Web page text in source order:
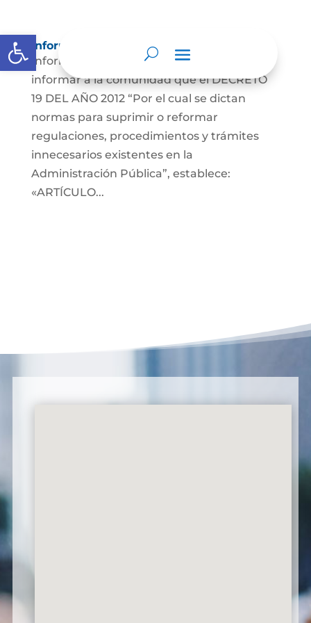
Abrir barra de herramientas
Información para Mujeres.
Información para MujeresEs nuestro deber
informar a la comunidad que el DECRETO
19 DEL AÑO 2012 “Por el cual se dictan
normas para suprimir o reformar
regulaciones, procedimientos y trámites
innecesarios existentes en la
Administración Pública”, establece:
«ARTÍCULO...